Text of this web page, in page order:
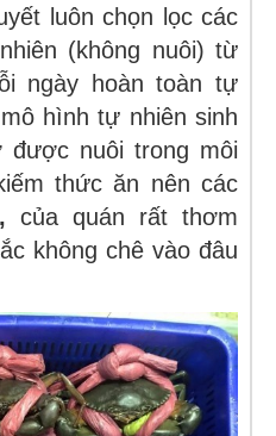
luôn chọn lọc các
(không nuôi) từ
ngày hoàn toàn tự
hình tự nhiên sinh
nuôi trong môi
thức ăn nên các
của quán rất thơm
không chê vào đâu